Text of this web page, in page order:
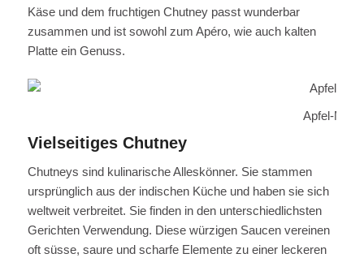
Käse und dem fruchtigen Chutney passt wunderbar
zusammen und ist sowohl zum Apéro, wie auch kalten
Platte ein Genuss.
Apfel-
Vielseitiges Chutney
Chutneys sind kulinarische Alleskönner. Sie stammen
ursprünglich aus der indischen Küche und haben sie sich
weltweit verbreitet. Sie finden in den unterschiedlichsten
Gerichten Verwendung. Diese würzigen Saucen vereinen
oft süsse, saure und scharfe Elemente zu einer leckeren